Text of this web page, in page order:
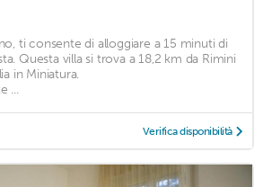
ti consente di alloggiare a 15 minuti di
Questa villa si trova a 18,2 km da Rimini
in Miniatura.
...
Verifica disponibilità